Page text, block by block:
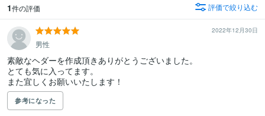
1件の評価 評価で絞り込む
2022年12月30日
男性
素敵なヘダーを作成頂きありがとうございました。
とても気に入ってます。
また宜しくお願いいたします！
参考になった